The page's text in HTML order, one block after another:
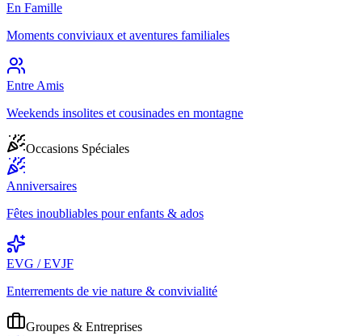
En Famille
Moments conviviaux et aventures familiales
Entre Amis
Weekends insolites et cousinades en montagne
Occasions Spéciales
Anniversaires
Fêtes inoubliables pour enfants & ados
EVG / EVJF
Enterrements de vie nature & convivialité
Groupes & Entreprises